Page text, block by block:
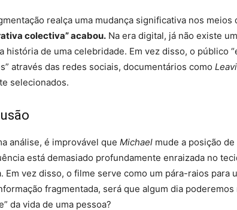
realça uma mudança significativa nos
colectiva” acabou. Na era digital, já não existe
história de uma celebridade. Em vez disso, o público
através das redes sociais, documentários como
selecionados.
análise, é improvável que Michael mude a posição
está demasiado profundamente enraizada no
Em vez disso, o filme serve como um pára-raios para
fragmentada, será que algum dia
da vida de uma pessoa?